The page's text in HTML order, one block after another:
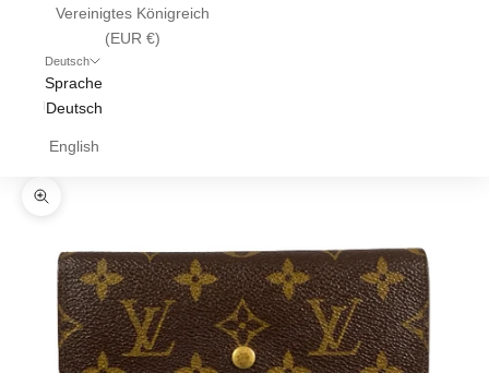
Vereinigtes Königreich
(EUR €)
Deutsch
Sprache
Deutsch
English
Bild vergrößern